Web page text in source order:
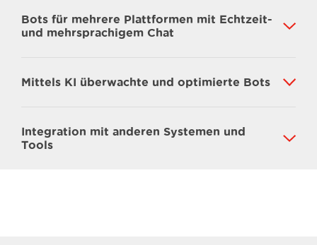
Bots für mehrere Plattformen mit Echtzeit-
und mehrsprachigem Chat
Mittels KI überwachte und optimierte Bots
Integration mit anderen Systemen und
Tools